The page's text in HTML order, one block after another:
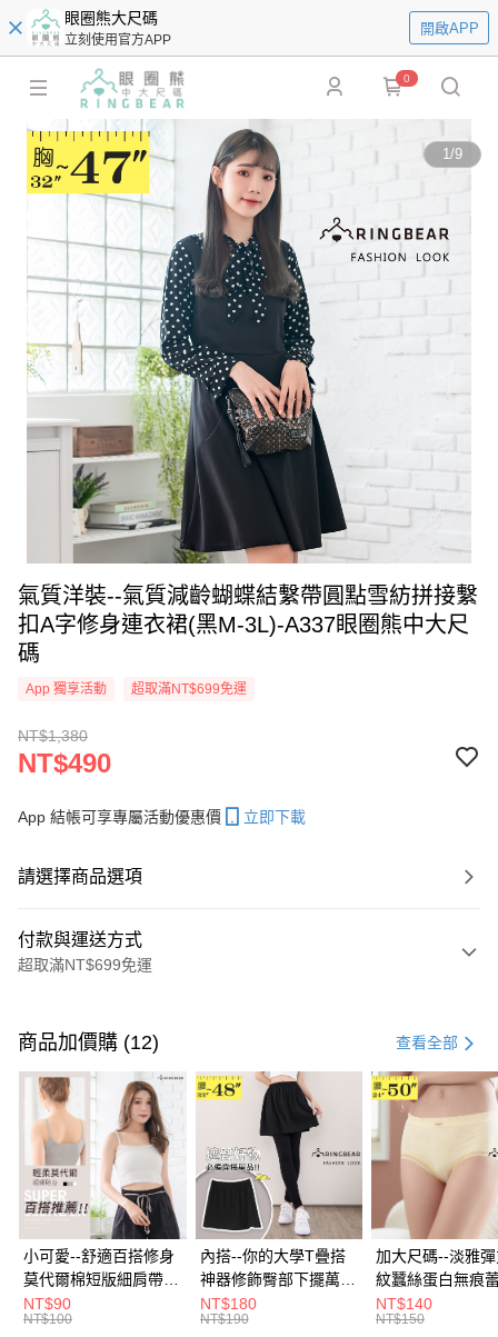
眼圈熊大尺碼
立刻使用官方APP
開啟APP
0
1/9
氣質洋裝--氣質減齡蝴蝶結繫帶圓點雪紡拼接繫
扣A字修身連衣裙(黑M-3L)-A337眼圈熊中大尺
碼
App 獨享活動 超取滿NT$699免運
NT$1,380
NT$490
App 結帳可享專屬活動優惠價 立即下載
請選擇商品選項
付款與運送方式
超取滿NT$699免運
信用卡一次付款
超商取貨付款
LINE Pay
Apple Pay
街口支付
悠遊付
Google Pay
全盈+PAY
商品加價購 (12) 查看全部
小可愛--舒適百搭修身
莫代爾棉短版細肩帶素
色背心(白.黑.灰L-2L)-
U582眼圈熊中大尺碼
NT$90
NT$100
內搭--你的大學T疊搭
神器修飾臀部下擺萬用
內搭裙/遮臀裙(黑2L-
6L)-Q155眼圈熊中大
NT$180
NT$190
加大尺碼--淡雅
紋蠶絲蛋白無痕
角內褲(白.粉.藍.
3L)-L28眼圈熊中
NT$140
NT$150